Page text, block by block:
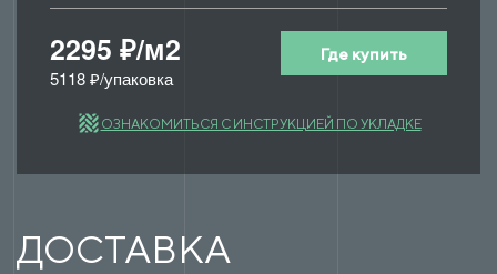
2295 ₽/м2
5118 ₽/упаковка
Где купить
ОЗНАКОМИТЬСЯ С ИНСТРУКЦИЕЙ ПО УКЛАДКЕ
ДОСТАВКА